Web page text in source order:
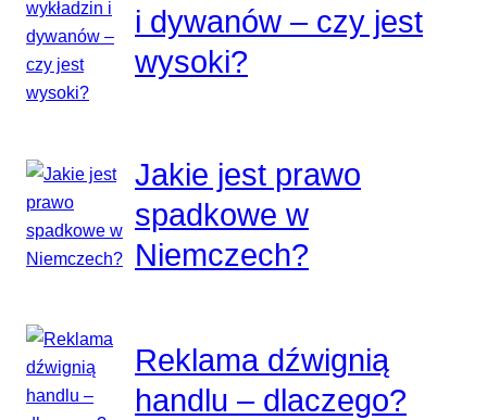
i dywanów – czy jest
wysoki?
Jakie jest prawo
spadkowe w
Niemczech?
Reklama dźwignią
handlu – dlaczego?